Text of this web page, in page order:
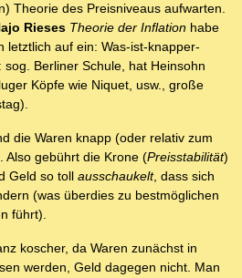
Theorie des Preisniveaus aufwarten.
Rieses Theorie der Inflation habe
letztlich auf ein: Was-ist-knapper-
Berliner Schule, hat Heinsohn
Köpfe wie Niquet, usw., große
die Waren knapp (oder relativ zum
Also gebührt die Krone (Preisstabilität)
Geld so toll ausschaukelt, dass sich
(was überdies zu bestmöglichen
führt).
koscher, da Waren zunächst in
werden, Geld dagegen nicht. Man